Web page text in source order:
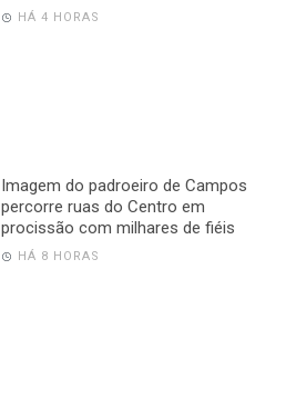
HÁ 4 HORAS
Imagem do padroeiro de Campos
percorre ruas do Centro em
procissão com milhares de fiéis
HÁ 8 HORAS